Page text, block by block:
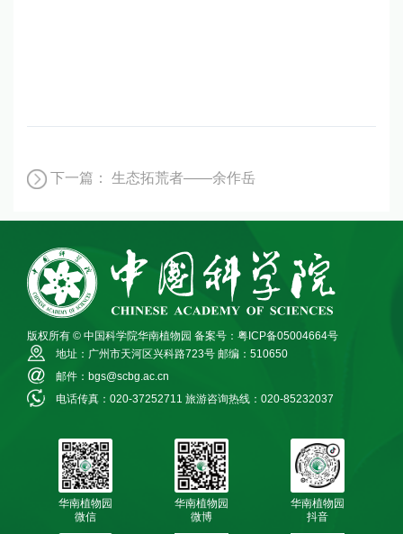
下一篇： 生态拓荒者——余作岳
版权所有 © 中国科学院华南植物园 备案号：粤ICP备05004664号
地址：广州市天河区兴科路723号 邮编：510650
邮件：bgs@scbg.ac.cn
电话传真：020-37252711 旅游咨询热线：020-85232037
华南植物园
微信
华南植物园
微博
华南植物园
抖音